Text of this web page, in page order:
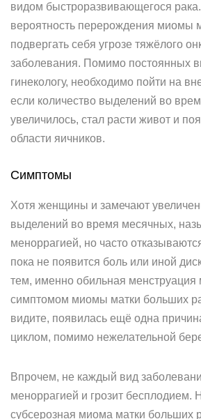
видом быстроразвивающегося
вероятность перерождения миомы
подвергать себя угрозе тяжёлого
заболевания. Помимо постоянных
гинекологу, необходимо пойти на
если количество выделений во
увеличилось, стал расти живот и
области яичников.
Симптомы
Хотя женщины и замечают
выделений во время месячных,
меноррагией, но часто
пока не появится боль или иной
тем, именно обильная менструация
симптомом миомы матки больших
видите, появилась ещё одна
циклом, помимо нежелательной
Впрочем, не каждый вид
меноррагией и грозит бесплодием.
субсерозная миома матки больших